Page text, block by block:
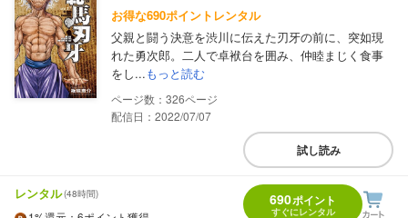
お得な690ポイントレンタル
父親と闘う決意を渋川に伝えた刃牙の前に、突如現
れた勇次郎。二人で卓袱台を囲み、仲睦まじく食事
をし...もっと読む
326
配信日：2022/07/07
試し読み
レンタル(48時間) 690ポイント
すぐにレンタル